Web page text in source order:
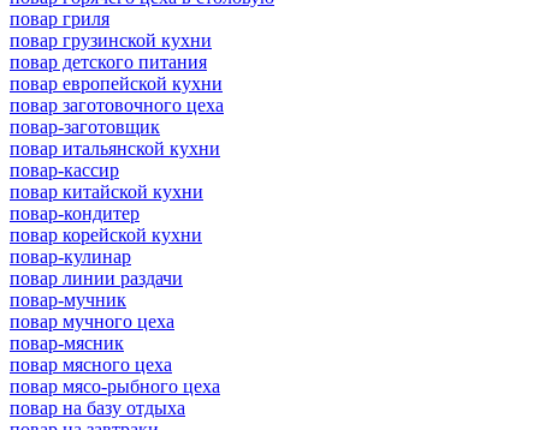
повар гриля
повар грузинской кухни
повар детского питания
повар европейской кухни
повар заготовочного цеха
повар-заготовщик
повар итальянской кухни
повар-кассир
повар китайской кухни
повар-кондитер
повар корейской кухни
повар-кулинар
повар линии раздачи
повар-мучник
повар мучного цеха
повар-мясник
повар мясного цеха
повар мясо-рыбного цеха
повар на базу отдыха